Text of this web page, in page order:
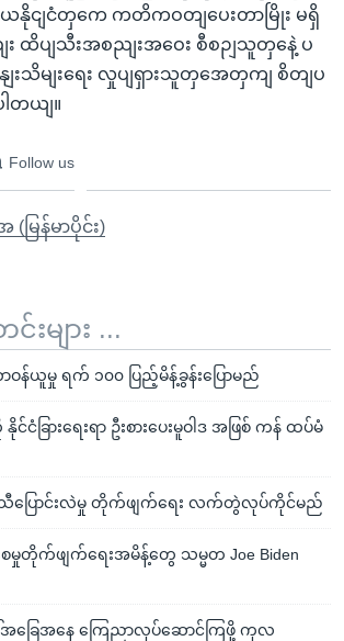
နိုငျငံတှကေ ကတိကဝတျပေးတာမြိုး မရှိ
ထိပျသီးအစညျးအဝေး စီစဉျသူတှနေဲ့ ပ
ျးသိမျးရေး လှုပျရှားသူတှအေတှကျ စိတျပ
တယျ။
Follow us
(မြန်မာပိုင်း)
များ ...
ဝန်ယူမှု ရက် ၁၀၀ ပြည့်မိန့်ခွန်းပြောမည်
ခြားရေးရာ ဦးစားပေးမူဝါဒ အဖြစ် ကန် ထပ်မံ
ပြောင်းလဲမှု တိုက်ဖျက်ရေး လက်တွဲလုပ်ကိုင်မည်
မှုတိုက်ဖျက်ရေးအမိန့်တွေ သမ္မတ Joe Biden
အခြေအနေ ကြေညာလုပ်ဆောင်ကြဖို့ ကုလ